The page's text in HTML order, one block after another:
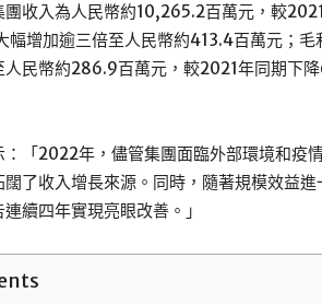
團收入為人民幣約10,265.2百萬元，較
幅增加逾三倍至人民幣約413.4百萬元；
人民幣約286.9百萬元，較2021年同期下
「2022年，儘管集團面臨外部環境和疫
了收入增長來源。同時，隨著規模效益
續四年實現亮眼改善。」